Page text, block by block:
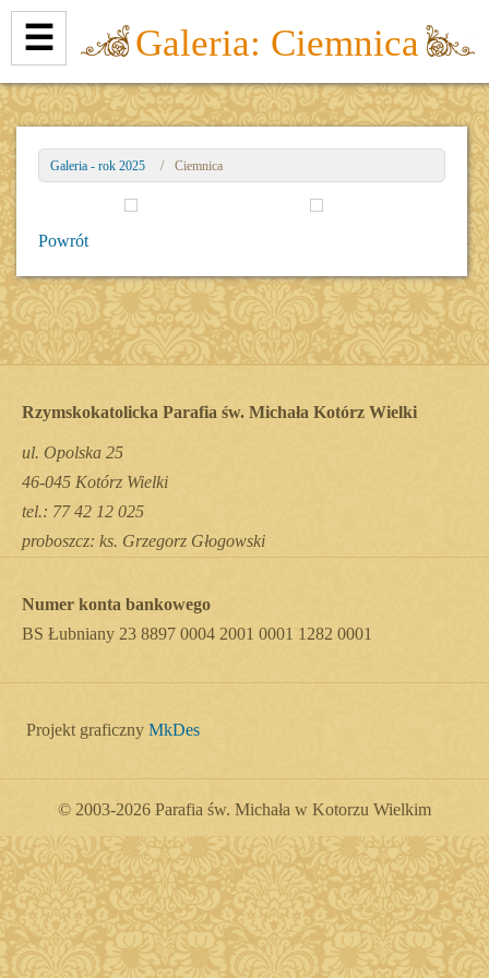
☰ Galeria: Ciemnica
Galeria - rok 2025 / Ciemnica
Powrót
Rzymskokatolicka Parafia św. Michała Kotórz Wielki
ul. Opolska 25
46-045 Kotórz Wielki
tel.: 77 42 12 025
proboszcz: ks. Grzegorz Głogowski
Numer konta bankowego
BS Łubniany 23 8897 0004 2001 0001 1282 0001
Projekt graficzny MkDes
© 2003-2026 Parafia św. Michała w Kotorzu Wielkim